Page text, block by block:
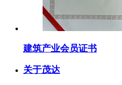
建筑产业会员证书
关于茂达